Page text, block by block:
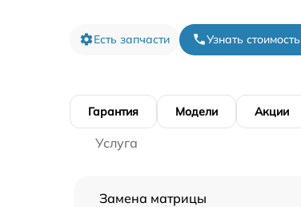
Есть запчасти Узнать стоимость
Гарантия Модели Акции
Услуга
Замена матрицы